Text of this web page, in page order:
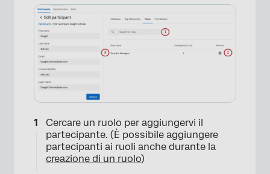
Cercare un ruolo per aggiungervi il
partecipante. (È possibile aggiungere
partecipanti ai ruoli anche durante la
creazione di un ruolo)